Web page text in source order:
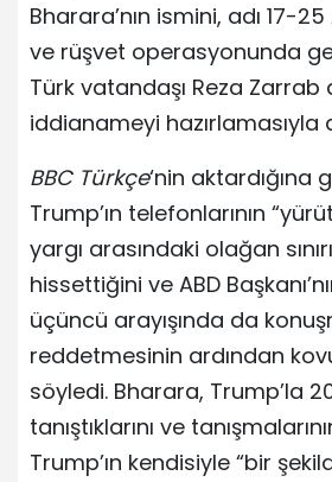
Bharara’nın ismini, adı 17-
ve rüşvet operasyonunda
Türk vatandaşı Reza Zarrab
iddianameyi hazırlamasıyla
BBC Türkçe‘nin aktardığına
Trump’ın telefonlarının
yargı arasındaki olağan sınırı
hissettiğini ve ABD
üçüncü arayışında da
reddetmesinin ardından
söyledi. Bharara, Trump’la
tanıştıklarını ve
Trump’ın kendisiyle “bir